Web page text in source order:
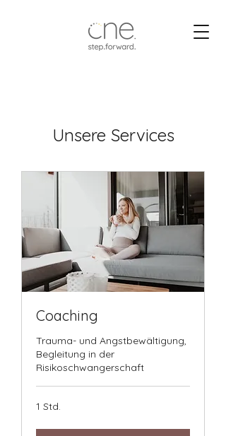
Unsere Services
Coaching
Trauma- und Angstbewältigung,
Begleitung in der
Risikoschwangerschaft
1 Std.